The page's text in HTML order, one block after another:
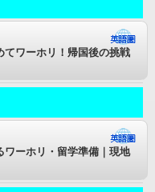
てワーホリ！帰国後の挑戦
ワーホリ・留学準備｜現地